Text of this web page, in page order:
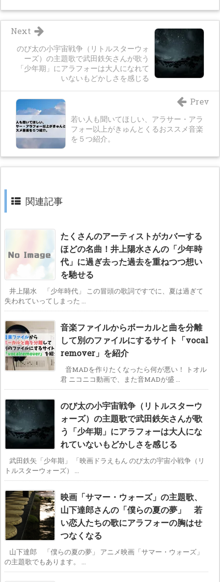
のび太の小宇宙戦争（リトルスターウォ
ーズ）の主題歌で武田鉄矢さんが歌う
「少年期」にアラフォーは大人になれて
いないもどかしさを感じる
Next
若い人も聞いてほしい、アラサー・アラ
フォー以上がきゅんとくるおススメ音楽
を５つ紹介。
Prev
関連記事
たくさんのアーティストがカバーする
ほどの名曲！井上陽水さんの「少年時
代」に過ぎ去った過去を重ねつつ想い
を馳せる
井上陽水 「少年時代」 この冒頭の歌詞ですでに、夏は過ぎて
失われていってしまった ...
音楽ファイルからボーカルと曲を分離
して別のファイルにするサイト「vocal
remover」を紹介
音MADを作りたくなったら何が悪い！ トオル
君 ニコニコ動画で、また音MADが盛 ...
のび太の小宇宙戦争（リトルスターウ
ォーズ）の主題歌で武田鉄矢さんが歌
う「少年期」にアラフォーは大人にな
れていないもどかしさを感じる
武田鉄矢「少年期」 「映画ドラえもん のび太の宇宙小戦争（リ
トルスターウォーズ） ...
映画「サマー・ウォーズ」の主題歌、
山下達郎さんの「僕らの夏の夢」 若
い恋人たちの歌にアラフォーの胸はせ
つなくなる
山下達郎 「僕らの夏の夢」 アニメ映画「サマー・ウォーズ」
の主題歌でもあります。 ...